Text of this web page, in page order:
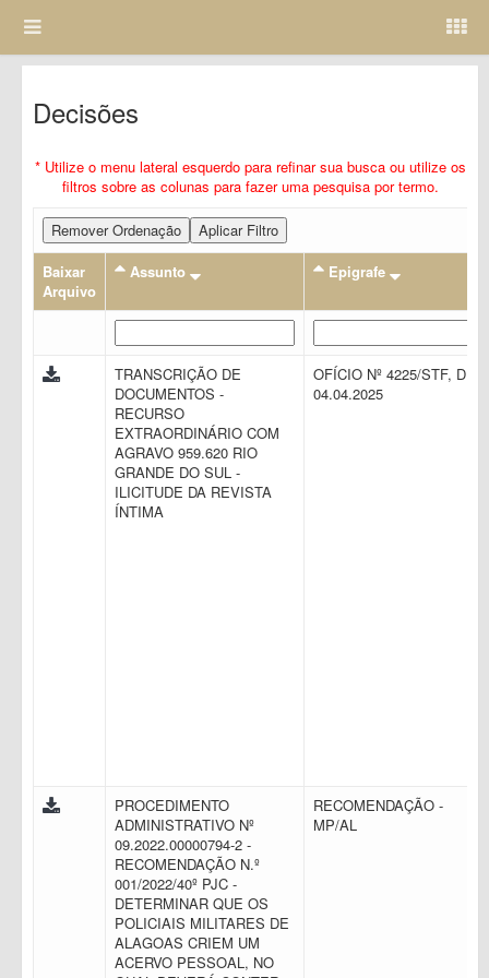
Decisões
* Utilize o menu lateral esquerdo para refinar sua busca ou utilize os
filtros sobre as colunas para fazer uma pesquisa por termo.
Remover Ordenação
Aplicar Filtro
Baixar
Arquivo
Assunto Epigrafe
TRANSCRIÇÃO DE
DOCUMENTOS -
RECURSO
EXTRAORDINÁRIO COM
AGRAVO 959.620 RIO
GRANDE DO SUL -
ILICITUDE DA REVISTA
ÍNTIMA
OFÍCIO Nº 4225/STF, DE
04.04.2025
PROCEDIMENTO
ADMINISTRATIVO Nº
09.2022.00000794-2 -
RECOMENDAÇÃO N.º
001/2022/40º PJC -
DETERMINAR QUE OS
POLICIAIS MILITARES DE
ALAGOAS CRIEM UM
ACERVO PESSOAL, NO
RECOMENDAÇÃO -
MP/AL